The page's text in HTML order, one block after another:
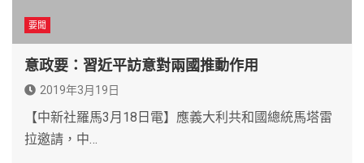
要聞
意政要：習近平訪意對兩國推動作用
2019年3月19日
【中新社羅馬3月18日電】應義大利共和國總統馬塔雷
拉邀請，中…